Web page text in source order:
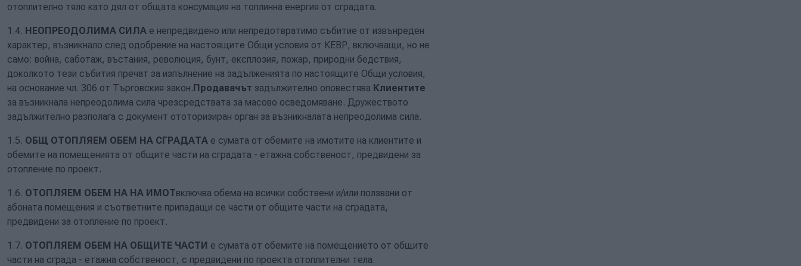
отоплително тяло като дял от общата консумация на топлинна енергия от сградата.
1.4. НЕОПРЕОДОЛИМА СИЛА е непредвидено или непредотвратимо събитие от извънреден
характер, възникнало след одобрение на настоящите Общи условия от КЕВР, включващи, но не
само: война, саботаж, въстания, революция, бунт, експлозия, пожар, природни бедствия,
доколкото тези събития пречат за изпълнение на задълженията по настоящите Общи условия,
на основание чл. 306 от Търговския закон.Продавачът задължително оповестява Клиентите
за възникнала непреодолима сила чрезсредствата за масово осведомяване. Дружеството
задължително разполага с документ ототоризиран орган за възникналата непреодолима сила.
1.5. ОБЩ ОТОПЛЯЕМ ОБЕМ НА СГРАДАТА е сумата от обемите на имотите на клиентите и
обемите на помещенията от общите части на сградата - етажна собственост, предвидени за
отопление по проект.
1.6. ОТОПЛЯЕМ ОБЕМ НА НА ИМОТвключва обема на всички собствени и/или ползвани от
абоната помещения и съответните припадащи се части от общите части на сградата,
предвидени за отопление по проект.
1.7. ОТОПЛЯЕМ ОБЕМ НА ОБЩИТЕ ЧАСТИ е сумата от обемите на помещението от общите
части на сграда - етажна собственост, с предвидени по проекта отоплителни тела.